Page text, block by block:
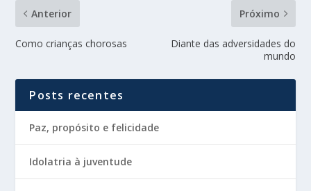
Anterior
Como crianças chorosas
Próximo
Diante das adversidades do
mundo
Posts recentes
Paz, propósito e felicidade
Idolatria à juventude